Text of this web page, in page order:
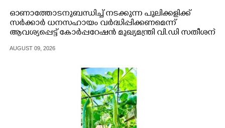
ഓണാത്തോടനുബന്ധിച്ച് നടക്കുന്ന പുലിക്കളിക്ക്
സർക്കാർ ധനസഹായം വർദ്ധിപ്പിക്കണമെന്ന്
ആവശ്യപ്പെട്ട് കോർപ്പറേഷൻ മുഖ്യമന്ത്രി വി.ഡി സതീശന്
AUGUST 09, 2026